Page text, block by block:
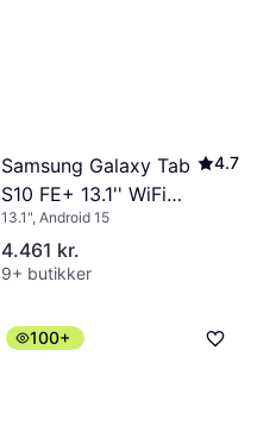
Samsung Galaxy Tab
S10 FE+ 13.1'' WiFi
8GB 128GB Grey
4.7
13.1", Android 15
4.461 kr.
9+ butikker
100+